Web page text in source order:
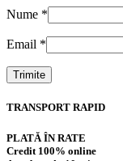
Nume *
Email *
TRANSPORT RAPID
PLATĂ ÎN RATE
Credit 100% online